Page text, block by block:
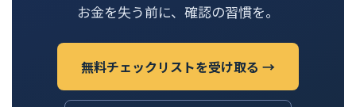
お金を失う前に、確認の習慣を。
無料チェックリストを受け取る →